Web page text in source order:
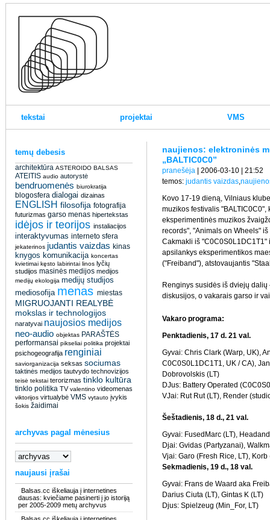
tekstai projektai VMS
temų debesis
architektūra ASTEROIDO BALSAS
ATEITIS audio autorystė
bendruomenės biurokratija
blogosfera dialogai dizainas
ENGLISH filosofija fotografija
futurizmas garso menas hipertekstas
idėjos ir teorijos instaliacijos
interaktyvumas interneto sfera
jekaterinos judantis vaizdas kinas
knygos komunikacija koncertas
kvietimai kęsto labirintai linos lyčių
studijos masinės medijos medijos
medijų ekologija medijų studijos
mediosofija menas miestas
MIGRUOJANTI REALYBĖ
mokslas ir technologijos
naratyvai naujosios medijos
neo-audio objektas PARAŠTĖS
performansai pikseliai politika projektai
psichogeografija renginiai
saviorganizacija seksas sociumas
taktinės medijos tautvydo technovizijos
teisė tekstai terorizmas tinklo kultūra
tinklo politika TV valentino videomenas
viktorijos virtualybė VMS vytauto įvykis
šokis žaidimai
archyvas pagal mėnesius
naujausi įrašai
Balsas.cc iškeliauja į internetines
dausas: kviečiame pasinerti į jo istoriją
per 2005-2009 metų archyvus
naujienos: elektroninės
„BALTIC0C0”
pranešėja | 2006-03-10 | 21:52
temos: judantis vaizdas,
Kovo 17-19 dieną, Vilniaus
muzikos festivalis
eksperimentinės muzikos
records", "Animals on Wheels"
Cakmakli iš "C0C0S0L1DC1T1"
apsilankys eksperimentikos
("Freiband"), atstovaujantis
Renginys susidės iš dviejų
diskusijos, o vakarais garso ir
Vakaro programa:
Penktadienis, 17 d. 21 val.
Gyvai: Chris Clark (Warp, UK),
C0C0S0L1DC1T1, UK / CA),
Dobrovolskis (LT)
DJus: Battery Operated
VJai: Rut Rut (LT), Render
Šeštadienis, 18 d., 21 val.
Gyvai: FusedMarc (LT),
Djai: Gvidas (Partyzanai),
Vjai: Garo (Fresh Rice, LT), Korb
Sekmadienis, 19 d., 18 val.
Gyvai: Frans de Waard aka
Darius Ciuta (LT), Gintas K (LT)
Djus: Spielzeug (Min_For, LT)